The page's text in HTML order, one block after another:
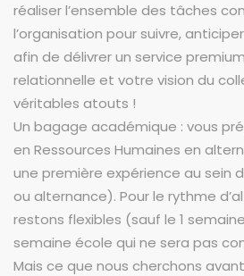
réaliser l’ensemble des tâches
l’organisation pour suivre,
afin de délivrer un service
relationnelle et votre vision du
véritables atouts !
Un bagage académique : vous
en Ressources Humaines en
une première expérience au sein
ou alternance). Pour le rythme
restons flexibles (sauf le 1
semaine école qui ne sera pas
Mais ce que nous cherchons